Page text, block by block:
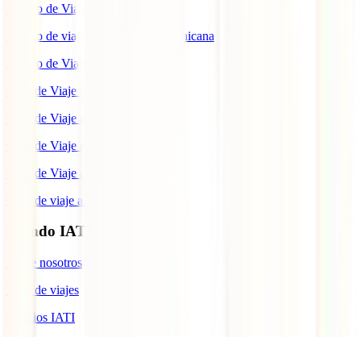
Seguro de Viaje a China
Seguro de viaje a República Dominicana
Seguro de Viaje a Colombia
Guía de Viaje a Estados Unidos
Guía de Viaje a México
Guía de Viaje a Marruecos
Guía de Viaje a Cuba
Guía de viaje a Indonesia
Mundo IATI
Sobre nosotros
Blog de viajes
Premios IATI